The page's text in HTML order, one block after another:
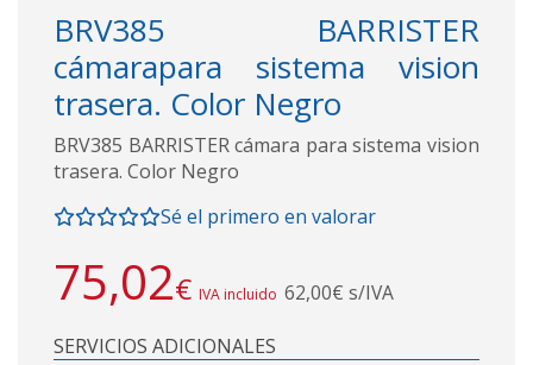
BRV385 BARRISTER
cámarapara sistema vision
trasera. Color Negro
BRV385 BARRISTER cámara para sistema vision
trasera. Color Negro
Sé el primero en valorar
75,02€ IVA incluido 62,00€ s/IVA
SERVICIOS ADICIONALES